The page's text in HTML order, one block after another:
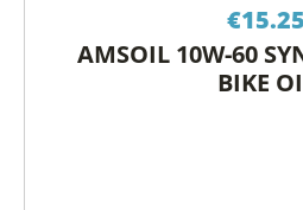
€15.25
AMSOIL 10W-60
BIKE